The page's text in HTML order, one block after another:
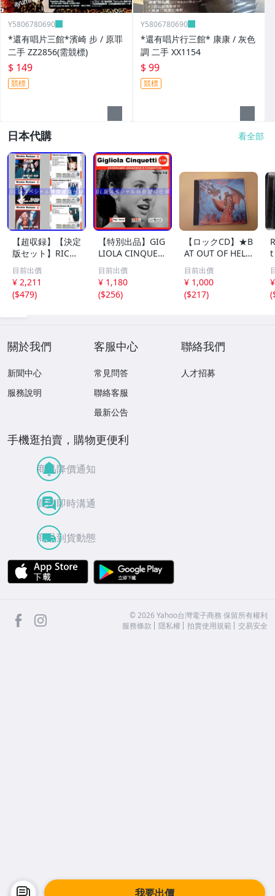
我要出價
Y5806780690
*還有唱片三館*濱崎 步 / 原罪
二手 ZZ2856(需競標)
$ 149
競標
Y5806780690
*還有唱片行三館* 康康 / 灰色
調 二手 XX1154
$ 99
競標
日本代購 看全部
【超収録】【決定
版セット】RICHI
E KOTZEN CD1+
2+3 厳選プレミア
音源集 MP3CD-D
LVer 3ディスク⊿
目前出價
¥ 2,211
($479)
【特別出品】GIG
LIOLA CINQUET
TI 〔パート1〕 C
D1&2 精選集 音
楽DL(MP3CD) 2D
ISC〆
目前出價
¥ 1,180
($256)
【ロックCD】★B
AT OUT OF HELL
II: BACK INTO H
ELL ☆ MEAT L
OAF ミート・ロ
ーフ
目前出價
¥ 1,000
($217)
t
(
關於我們
新聞中心
服務說明
客服中心
常見問答
聯絡客服
最新公告
聯絡我們
人才招募
手機逛拍賣，購物更便利
商品降價通知
買賣即時溝通
商品到貨動態
APP Store
facebook ©2026 Yahoo台灣電子商務 保留所有權利
服務條款
隱私權 拍賣使用規範 交易安全